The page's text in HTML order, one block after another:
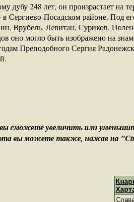
дубу 248 лет, он произрастает на
Сергиево-Посадском районе. Под
Врубель, Левитан, Суриков,
оно могло быть изображено на
Преподобного Сергия
сможете увеличить или
вы можете также, нажав на